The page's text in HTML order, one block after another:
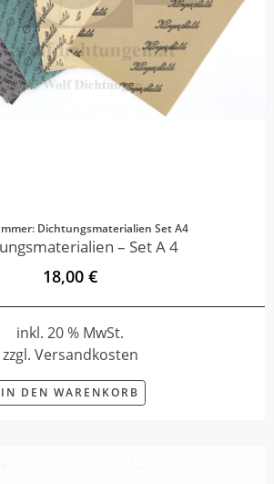
Dichtungsmaterialien Set A4
– Set A 4
18,00 €
inkl. 20 % MwSt.
zzgl. Versandkosten
IN DEN WARENKORB